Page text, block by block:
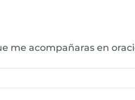
acompañaras en